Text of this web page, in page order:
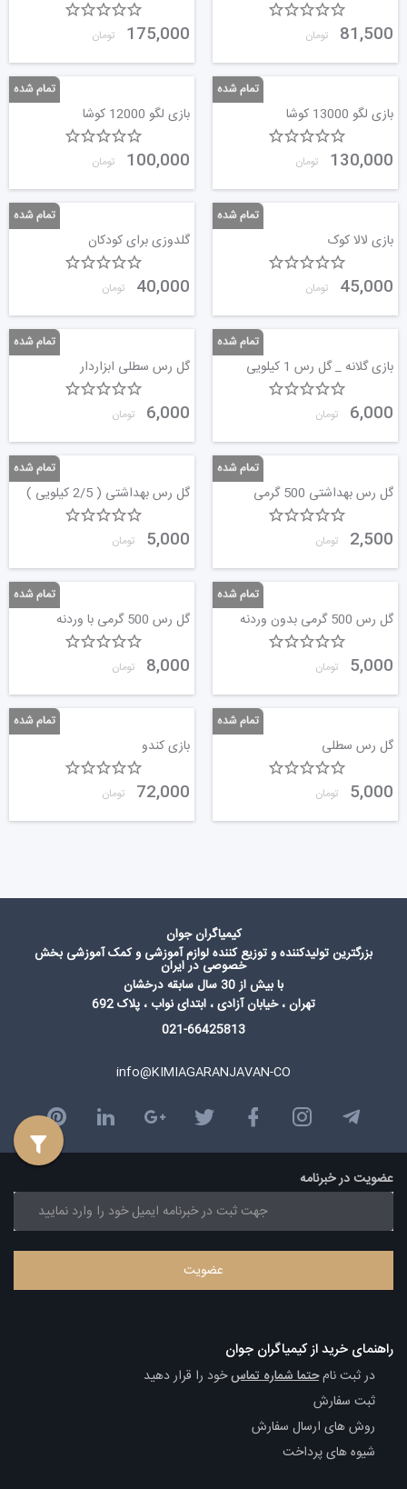
81,500 تومان 175,000 تومان
بازی لگو 13000 کوشا
130,000 تومان
بازی لگو 12000 کوشا
100,000 تومان
بازی لالا کوک
45,000 تومان
گلدوزی برای کودکان
40,000 تومان
بازی گلانه _ گل رس 1 کیلویی
6,000 تومان
گل رس سطلی ابزاردار
6,000 تومان
گل رس بهداشتی 500 گرمی
2,500 تومان
گل رس بهداشتی ( 2/5 کیلویی )
5,000 تومان
گل رس 500 گرمی بدون وردنه
5,000 تومان
گل رس 500 گرمی با وردنه
8,000 تومان
گل رس سطلی
5,000 تومان
بازی کندو
72,000 تومان
کیمیاگران جوان
بزرگترین تولیدکننده و توزیع کننده لوازم آموزشی و کمک آموزشی بخش
خصوصی در ایران
با بیش از 30 سال سابقه درخشان
تهران ، خیابان آزادی ، ابتدای نواب ، پلاک 692
021-66425813
info@KIMIAGARANJAVAN-CO
عضویت در خبرنامه
راهنمای خرید از کیمیاگران جوان
در ثبت نامحتما شماره تماسخود را قرار دهید
ثبت سفارش
روش های ارسال سفارش
شیوه های پرداخت